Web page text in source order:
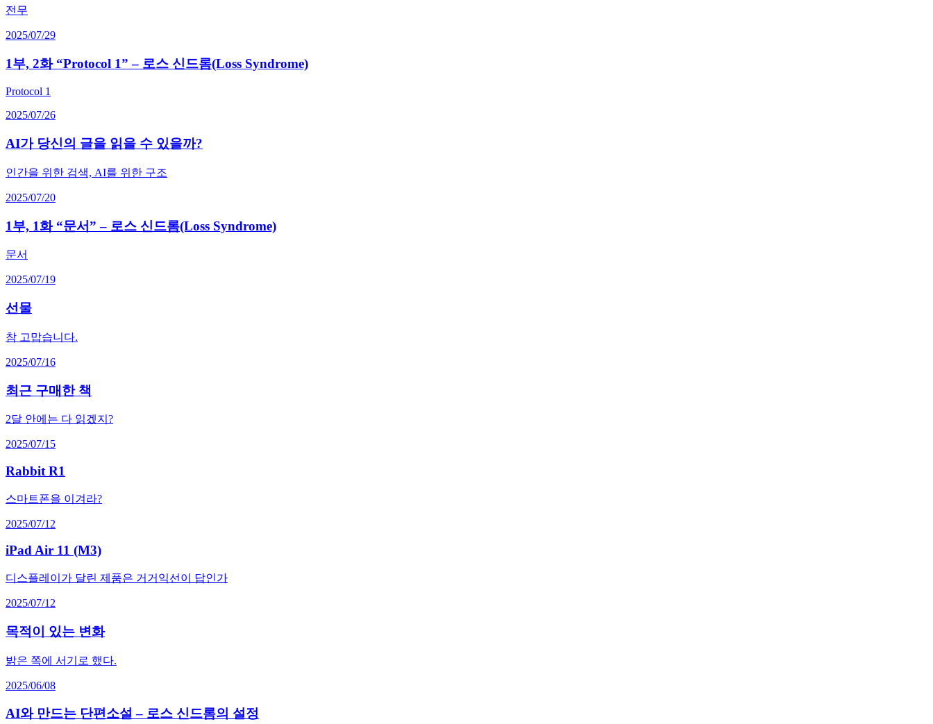
전무
2025/07/29
1부, 2화 “Protocol 1” – 로스 신드롬(Loss Syndrome)
Protocol 1
2025/07/26
AI가 당신의 글을 읽을 수 있을까?
인간을 위한 검색, AI를 위한 구조
2025/07/20
1부, 1화 “문서” – 로스 신드롬(Loss Syndrome)
문서
2025/07/19
선물
참 고맙습니다.
2025/07/16
최근 구매한 책
2달 안에는 다 읽겠지?
2025/07/15
Rabbit R1
스마트폰을 이겨라?
2025/07/12
iPad Air 11 (M3)
디스플레이가 달린 제품은 거거익선이 답인가
2025/07/12
목적이 있는 변화
밝은 쪽에 서기로 했다.
2025/06/08
AI와 만드는 단편소설 – 로스 신드롬의 설정